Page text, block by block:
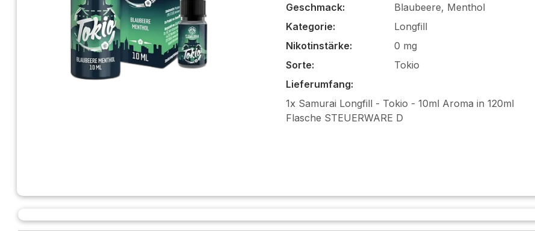
Geschmack:
Blaubeere, Menthol
Kategorie:
Longfill
Nikotinstärke:
0 mg
Sorte:
Tokio
Lieferumfang:
1x Samurai Longfill - Tokio - 10ml Aroma in 120ml
Flasche STEUERWARE D